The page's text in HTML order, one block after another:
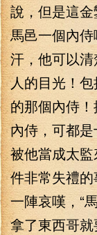
說，但是這
馬邑一個內
汗，他可以
人的目光！
的那個內侍
內侍，可都是
被他當成太
件非常失禮
一陣哀嘆，“
拿了東西哥